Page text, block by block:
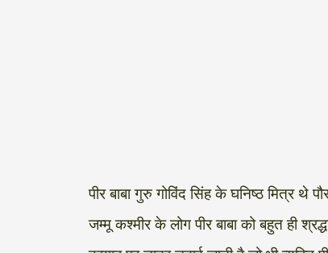
पीर बाबा गुरु गोविंद सिंह के घनिष्ठ मित्र थे
जम्मू कश्मीर के लोग पीर बाबा को बहुत ही